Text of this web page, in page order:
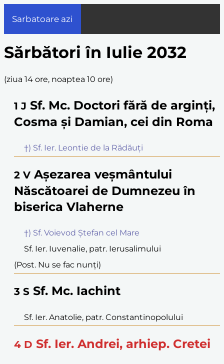
Sarbatoare azi
Sărbători în Iulie 2032
(ziua 14 ore, noaptea 10 ore)
1 J Sf. Mc. Doctori fără de arginți,
Cosma și Damian, cei din Roma
†) Sf. Ier. Leontie de la Rădăuți
2 V Așezarea veșmântului
Născătoarei de Dumnezeu în
biserica Vlaherne
†) Sf. Voievod Ștefan cel Mare
Sf. Ier. Iuvenalie, patr. Ierusalimului
(Post. Nu se fac nunți)
3 S Sf. Mc. Iachint
Sf. Ier. Anatolie, patr. Constantinopolului
4 D Sf. Ier. Andrei, arhiep. Cretei